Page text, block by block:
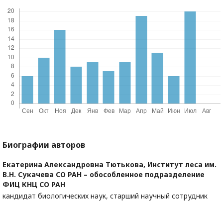
Биографии авторов
Екатерина Александровна Тютькова, Институт леса им.
В.Н. Сукачева СО РАН – обособленное подразделение
ФИЦ КНЦ СО РАН
кандидат биологических наук, старший научный сотрудник